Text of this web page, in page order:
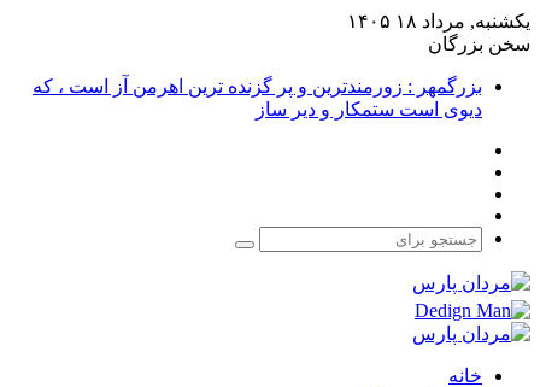
یکشنبه, مرداد ۱۸ ۱۴۰۵
سخن بزرگان
بزرگمهر : زورمندترین و پر گزنده ترین اهرمن آز است ، که
دیوی است ستمکار و دیر ساز
جستجو
خانه